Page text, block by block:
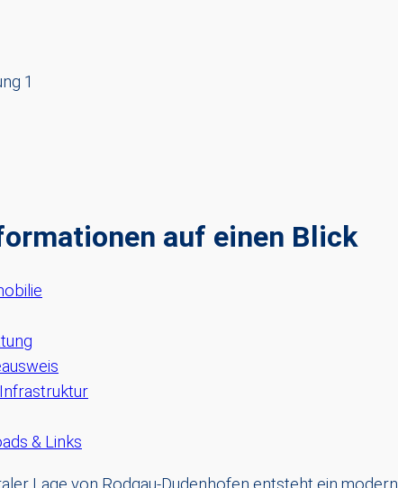
auf einen Blick
& Links
Lage von Rodgau-Dudenhofen entsteht ein